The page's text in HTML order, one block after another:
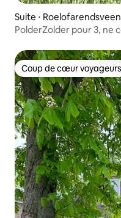
Suite ⋅ Roelofarendsveen
PolderZolder pour 3, ne
Coup de cœur voyageurs
Coup de cœur voyageurs